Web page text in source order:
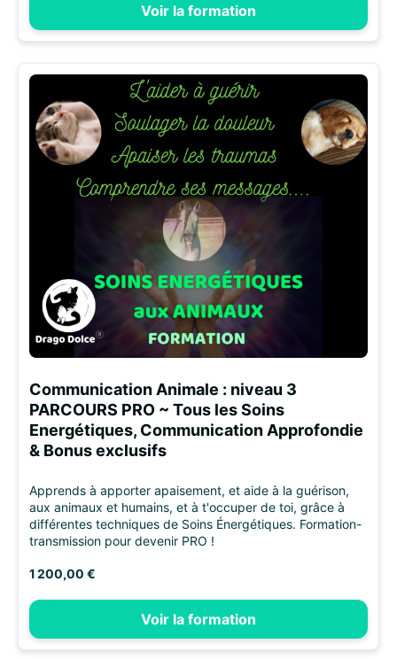
Voir la formation
Communication Animale : niveau 3
PARCOURS PRO ~ Tous les Soins
Energétiques, Communication Approfondie
& Bonus exclusifs
Apprends à apporter apaisement, et aide à la guérison,
aux animaux et humains, et à t'occuper de toi, grâce à
différentes techniques de Soins Énergétiques. Formation-
transmission pour devenir PRO !
1 200,00 €
Voir la formation